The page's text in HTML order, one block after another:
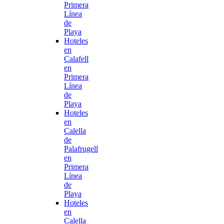
Primera
Línea
de
Playa
Hoteles
en
Calafell
en
Primera
Línea
de
Playa
Hoteles
en
Calella
de
Palafrugell
en
Primera
Línea
de
Playa
Hoteles
en
Calella